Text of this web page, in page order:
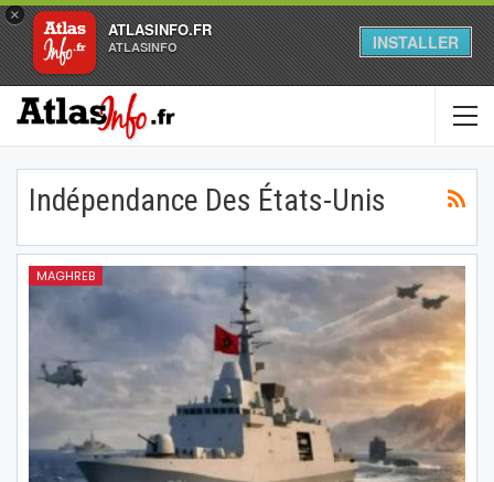
×
ATLASINFO.FR
ATLASINFO INSTALLER
Indépendance Des États-Unis
MAGHREB